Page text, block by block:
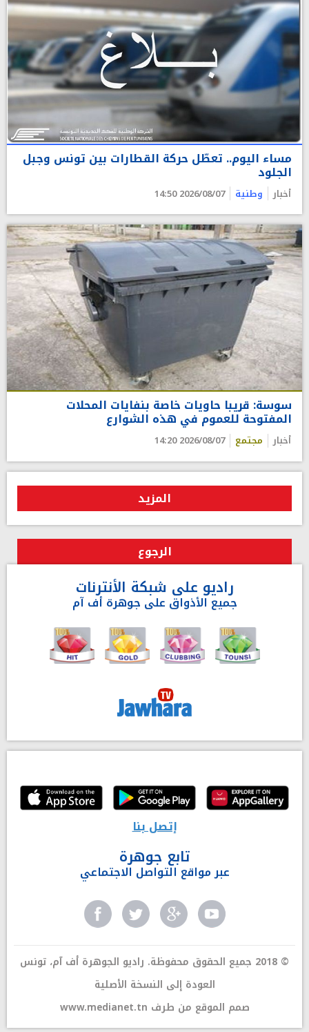
مساء اليوم.. تعطّل حركة القطارات بين تونس وجبل
الجلود
أخبار وطنية 2026/08/07 14:50
سوسة: قريبا حاويات خاصة بنفايات المحلات
المفتوحة للعموم في هذه الشوارع
أخبار مجتمع 2026/08/07 14:20
المزيد
الرجوع
راديو على شبكة الأنترنات
جميع الأذواق على جوهرة أف آم
إتصل بنا
تابع جوهرة
عبر مواقع التواصل الاجتماعي
© 2018 جميع الحقوق محفوظة. راديو الجوهرة أف آم، تونس
العودة إلى النسخة الأصلية
www.medianet.tn صمم الموقع من طرف